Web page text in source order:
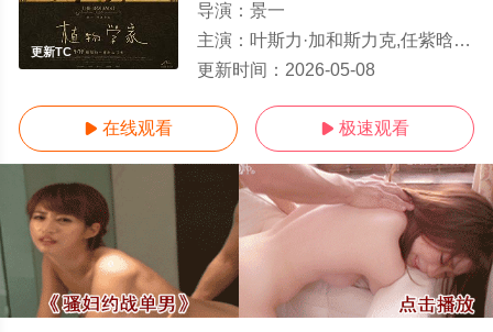
更新TC
导演： 景一
主演： 叶斯力·加和斯力克,任紫晗,Eramazan·Sarhet,Jomajan·Songhat,Nurdaolet·Jalen
更新时间： 2026-05-08
 在线观看  极速观看